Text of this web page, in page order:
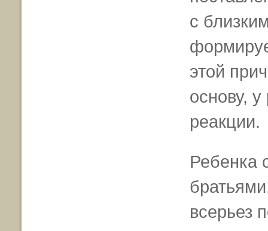
с
этой
основу,
реакции.
Ребенка
всерьез